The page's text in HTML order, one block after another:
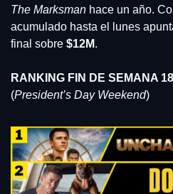
The Marksman hace un año.
acumulado hasta el lunes
final sobre $12M.
RANKING FIN DE SEMANA
(President’s Day Weekend)